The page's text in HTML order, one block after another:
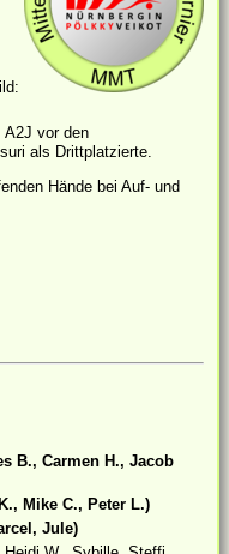
A2J vor den
als Drittplatzierte.
Hände bei Auf- und
B., Carmen H., Jacob
Mike C., Peter L.)
Jule)